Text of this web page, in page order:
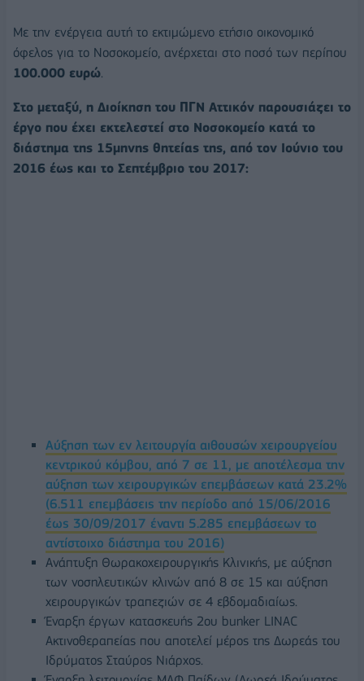
Με την ενέργεια αυτή το εκτιμώμενο ετήσιο οικονομικό
όφελος για το Νοσοκομείο, ανέρχεται στο ποσό των περίπου
100.000 ευρώ.
Στο μεταξύ, η Διοίκηση του ΠΓΝ Αττικόν παρουσιάζει το
έργο που έχει εκτελεστεί στο Νοσοκομείο κατά το
διάστημα της 15μηνης θητείας της, από τον Ιούνιο του
2016 έως και το Σεπτέμβριο του 2017:
Αύξηση των εν λειτουργία αιθουσών χειρουργείου
κεντρικού κόμβου, από 7 σε 11, με αποτέλεσμα την
αύξηση των χειρουργικών επεμβάσεων κατά 23.2%
(6.511 επεμβάσεις την περίοδο από 15/06/2016
έως 30/09/2017 έναντι 5.285 επεμβάσεων το
αντίστοιχο διάστημα του 2016)
Ανάπτυξη Θωρακοχειρουργικής Κλινικής, με αύξηση
των νοσηλευτικών κλινών από 8 σε 15 και αύξηση
χειρουργικών τραπεζιών σε 4 εβδομαδιαίως.
Έναρξη έργων κατασκευής 2ου bunker LINAC
Ακτινοθεραπείας που αποτελεί μέρος της Δωρεάς του
Ιδρύματος Σταύρος Νιάρχος.